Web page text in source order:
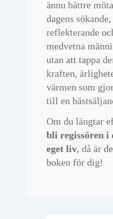
finns och har
bok.
Martin Ahlstrand
Bästa boken på
som någonsin
Boken omfattar
vi behöver veta
motion, mediciner,
kvantfysik och allt
däremellan. Inga
pekpinnar, Bara
ännu bättre möta
dagens sökande,
reflekterande
medvetna
utan att tappa
kraften,
värmen som
till en
Om du längtar
bli regissören i
eget liv, då är
boken för dig!